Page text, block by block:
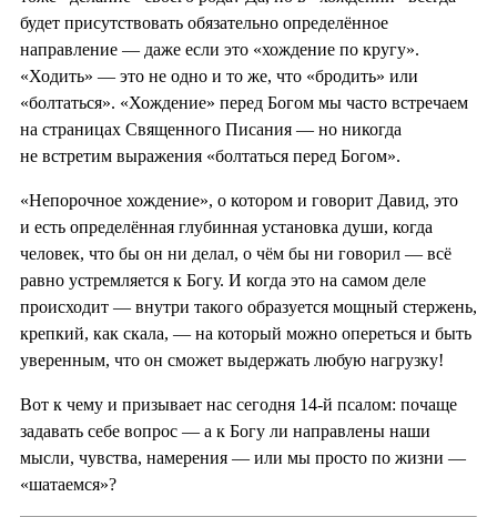
будет присутствовать обязательно определённое
направление — даже если это «хождение по кругу».
«Ходить» — это не одно и то же, что «бродить» или
«болтаться». «Хождение» перед Богом мы часто встречаем
на страницах Священного Писания — но никогда
не встретим выражения «болтаться перед Богом».
«Непорочное хождение», о котором и говорит Давид, это
и есть определённая глубинная установка души, когда
человек, что бы он ни делал, о чём бы ни говорил — всё
равно устремляется к Богу. И когда это на самом деле
происходит — внутри такого образуется мощный стержень,
крепкий, как скала, — на который можно опереться и быть
уверенным, что он сможет выдержать любую нагрузку!
Вот к чему и призывает нас сегодня 14-й псалом: почаще
задавать себе вопрос — а к Богу ли направлены наши
мысли, чувства, намерения — или мы просто по жизни —
«шатаемся»?